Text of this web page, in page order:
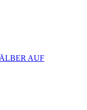
AUF